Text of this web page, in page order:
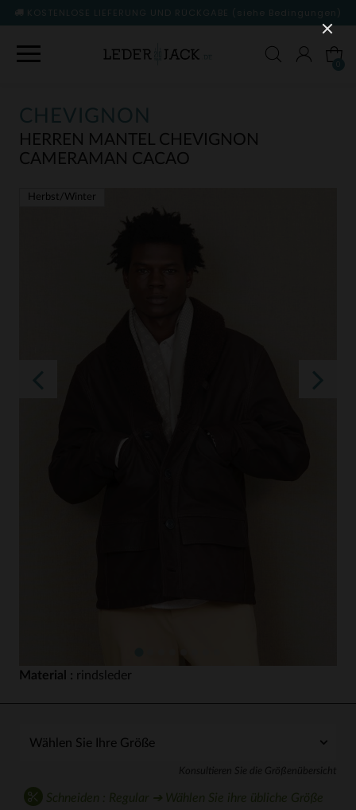
KOSTENLOSE LIEFERUNG UND RÜCKGABE (siehe Bedingungen)
CHEVIGNON
HERREN MANTEL CHEVIGNON
CAMERAMAN CACAO
Herbst/Winter
Material : rindsleder
Konsultieren Sie die Größenübersicht
Schneiden : Regular ➔ Wählen Sie ihre übliche Größe